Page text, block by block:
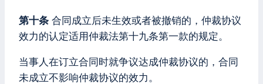
第十条 合同成立后未生效或者被撤销的，仲裁协议
效力的认定适用仲裁法第十九条第一款的规定。
当事人在订立合同时就争议达成仲裁协议的，合同
未成立不影响仲裁协议的效力。